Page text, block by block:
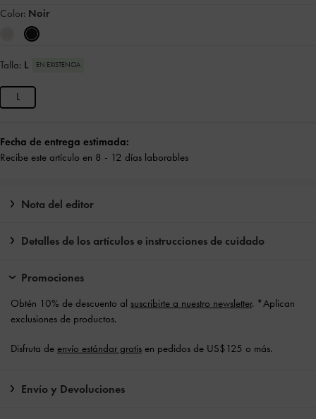
Color: Noir
Talla: L EN EXISTENCIA
L
Fecha de entrega estimada:
Recibe este artículo en 8 - 12 días laborables
Nota del editor
Detalles de los artículos e instrucciones de cuidado
Promociones
Obtén 10% de descuento al suscribirte a nuestro newsletter. *Aplican
exclusiones de productos.
Disfruta de envío estándar gratis en pedidos de US$125 o más.
Envío y Devoluciones